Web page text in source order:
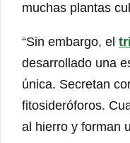
muchas plantas
“Sin embargo, el
desarrollado una
única. Secretan
fitosideróforos.
al hierro y forman